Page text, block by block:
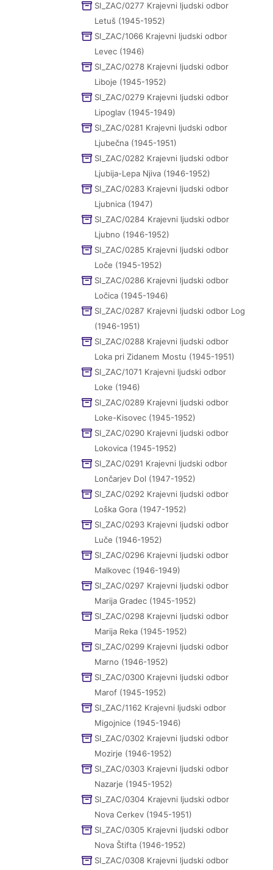
SI_ZAC/0277 Krajevni ljudski odbor
Letuš (1945-1952)
SI_ZAC/1066 Krajevni ljudski odbor
Levec (1946)
SI_ZAC/0278 Krajevni ljudski odbor
Liboje (1945-1952)
SI_ZAC/0279 Krajevni ljudski odbor
Lipoglav (1945-1949)
SI_ZAC/0281 Krajevni ljudski odbor
Ljubečna (1945-1951)
SI_ZAC/0282 Krajevni ljudski odbor
Ljubija-Lepa Njiva (1946-1952)
SI_ZAC/0283 Krajevni ljudski odbor
Ljubnica (1947)
SI_ZAC/0284 Krajevni ljudski odbor
Ljubno (1946-1952)
SI_ZAC/0285 Krajevni ljudski odbor
Loče (1945-1952)
SI_ZAC/0286 Krajevni ljudski odbor
Ločica (1945-1946)
SI_ZAC/0287 Krajevni ljudski odbor Log
(1946-1951)
SI_ZAC/0288 Krajevni ljudski odbor
Loka pri Zidanem Mostu (1945-1951)
SI_ZAC/1071 Krajevni ljudski odbor
Loke (1946)
SI_ZAC/0289 Krajevni ljudski odbor
Loke-Kisovec (1945-1952)
SI_ZAC/0290 Krajevni ljudski odbor
Lokovica (1945-1952)
SI_ZAC/0291 Krajevni ljudski odbor
Lončarjev Dol (1947-1952)
SI_ZAC/0292 Krajevni ljudski odbor
Loška Gora (1947-1952)
SI_ZAC/0293 Krajevni ljudski odbor
Luče (1946-1952)
SI_ZAC/0296 Krajevni ljudski odbor
Malkovec (1946-1949)
SI_ZAC/0297 Krajevni ljudski odbor
Marija Gradec (1945-1952)
SI_ZAC/0298 Krajevni ljudski odbor
Marija Reka (1945-1952)
SI_ZAC/0299 Krajevni ljudski odbor
Marno (1946-1952)
SI_ZAC/0300 Krajevni ljudski odbor
Marof (1945-1952)
SI_ZAC/1162 Krajevni ljudski odbor
Migojnice (1945-1946)
SI_ZAC/0302 Krajevni ljudski odbor
Mozirje (1946-1952)
SI_ZAC/0303 Krajevni ljudski odbor
Nazarje (1945-1952)
SI_ZAC/0304 Krajevni ljudski odbor
Nova Cerkev (1945-1951)
SI_ZAC/0305 Krajevni ljudski odbor
Nova Štifta (1946-1952)
SI_ZAC/0308 Krajevni ljudski odbor